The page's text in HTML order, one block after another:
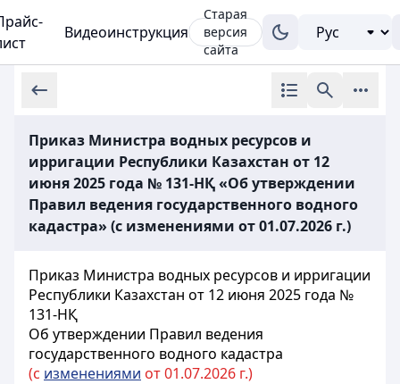
Видеоинструкция
Старая
версия
сайта
Приказ Министра водных ресурсов и
ирригации Республики Казахстан от 12
июня 2025 года № 131-НҚ «Об утверждении
Правил ведения государственного водного
кадастра» (с изменениями от 01.07.2026 г.)
Приказ Министра водных ресурсов и ирригации
Республики Казахстан от 12 июня 2025 года №
131-НҚ
Об утверждении Правил ведения
государственного водного кадастра
(с изменениями от 01.07.2026 г.)